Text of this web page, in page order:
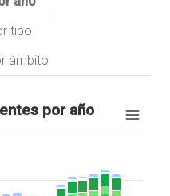
tipo
ámbito
por año